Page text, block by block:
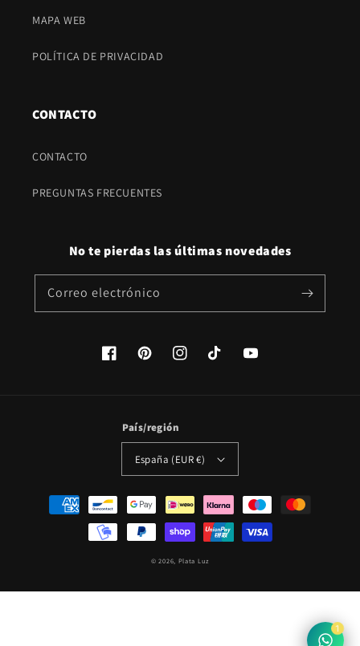
MAPA WEB
POLÍTICA DE PRIVACIDAD
CONTACTO
CONTACTO
PREGUNTAS FRECUENTES
No te pierdas las últimas novedades
Correo electrónico
FacebookPinterestInstagramTikTok YouTube
País/región
España (EUR €)
Formas
© 2026, Plata Luz
1